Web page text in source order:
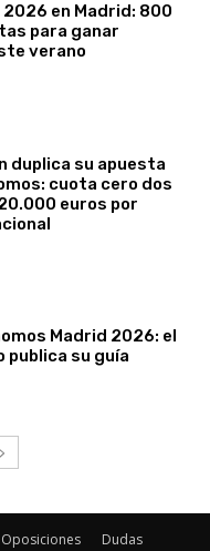
en Madrid: 800
para ganar
verano
duplica su apuesta
cuota cero dos
euros por
Madrid 2026: el
publica su guía
Dudas